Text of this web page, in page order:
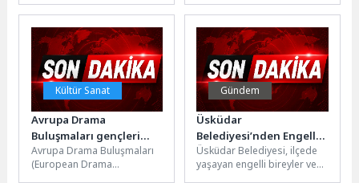
Burcu Polat, nörolojik ve
psikiyatrik kökenli
unutkanlıkların...
ilçenin çehresini
güzelleştiren Park ve
Bahçeler Müdürlüğü...
Kültür Sanat
Avrupa Drama
Buluşmaları gençleri
İzmir’de buluşturuyor
Avrupa Drama Buluşmaları
(European Drama
Gündem
Üsküdar
Belediyesi’nden Engelli
Çocuğu Olan Annelere
7.500 TL Nakit Destek
Üsküdar Belediyesi, ilçede
yaşayan engelli bireyler ve